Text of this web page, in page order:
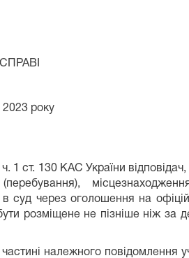
2023
ч. 1 ст. 130 КАС України
в суд через оголошення на
розміщене не пізніше ніж за
належного повідомлення